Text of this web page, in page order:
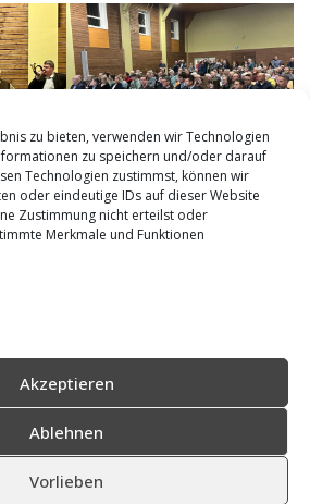
zu bieten, verwenden wir Technologien
zu speichern und/oder darauf
Technologien zustimmst, können wir
oder eindeutige IDs auf dieser Website
Zustimmung nicht erteilst oder
Merkmale und Funktionen
Akzeptieren
Ablehnen
Vorlieben
duedelsheim.de